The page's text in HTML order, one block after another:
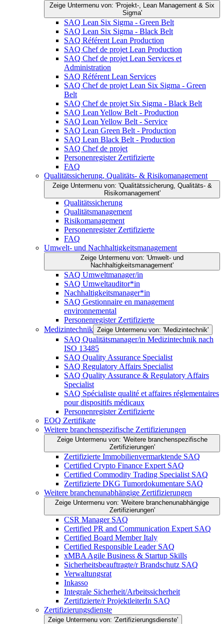
Zeige Untermenu von: 'Projekt-, Lean Management & Six
Sigma'
SAQ Lean Six Sigma - Green Belt
SAQ Lean Six Sigma - Black Belt
SAQ Référent Lean Production
SAQ Chef de projet Lean Production
SAQ Chef de projet Lean Services et
Administration
SAQ Référent Lean Services
SAQ Chef de projet Lean Six Sigma - Green
Belt
SAQ Chef de projet Six Sigma - Black Belt
SAQ Lean Yellow Belt - Production
SAQ Lean Yellow Belt - Service
SAQ Lean Green Belt - Production
SAQ Lean Black Belt - Production
SAQ Chef de projet
Personenregister Zertifizierte
FAQ
Qualitätssicherung, Qualitäts- & Risikomanagement
Zeige Untermenu von: 'Qualitätssicherung, Qualitäts- &
Risikomanagement'
Qualitätssicherung
Qualitätsmanagement
Risikomanagement
Personenregister Zertifizierte
FAQ
Umwelt- und Nachhaltigkeitsmanagement
Zeige Untermenu von: 'Umwelt- und
Nachhaltigkeitsmanagement'
SAQ Umweltmanager/in
SAQ Umweltauditor*in
Nachhaltigkeitsmanager*in
SAQ Gestionnaire en management
environnemental
Personenregister Zertifizierte
Medizintechnik Zeige Untermenu von: 'Medizintechnik'
SAQ Qualitätsmanager/in Medizintechnik nach
ISO 13485
SAQ Quality Assurance Specialist
SAQ Regulatory Affairs Specialist
SAQ Quality Assurance & Regulatory Affairs
Specialist
SAQ Spécialiste qualité et affaires réglementaires
pour dispositifs médicaux
Personenregister Zertifizierte
EOQ Zertifikate
Weitere branchenspezifische Zertifizierungen
Zeige Untermenu von: 'Weitere branchenspezifische
Zertifizierungen'
Zertifizierte Immobilienvermarktende SAQ
Certified Crypto Finance Expert SAQ
Certified Commodity Trading Specialist SAQ
Zertifizierte DKG Tumordokumentare SAQ
Weitere branchenunabhängige Zertifizierungen
Zeige Untermenu von: 'Weitere branchenunabhängige
Zertifizierungen'
CSR Manager SAQ
Certified PR and Communication Expert SAQ
Certified Board Member Italy
Certified Responsible Leader SAQ
xMBA Agile Business & Startup Skills
Sicherheitsbeauftragte/​r Brandschutz SAQ
Verwaltungsrat
Inkasso
Integrale Sicherheit/Arbeitssicherheit
Zertifizierte/r ProjektleiterIn SAQ
Zertifizierungsdienste
Zeige Untermenu von: 'Zertifizierungsdienste'